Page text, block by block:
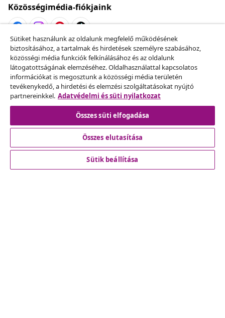
Közösségimédia-fiókjaink
Szerződéstől való elállás
Küldj be egy rendelés lemondására vonatkozó
kérelmet.
Szerződéstől való elállás
Ügyfélszolgálat
Sütiket használunk az oldalunk megfelelő működésének
biztosításához, a tartalmak és hirdetések személyre szabásához,
közösségi média funkciók felkínálásához és az oldalunk
látogatottságának elemzéséhez. Oldalhasználattal kapcsolatos
információkat is megosztunk a közösségi média területén
tevékenykedő, a hirdetési és elemzési szolgáltatásokat nyújtó
partnereinkkel. Adatvédelmi és süti nyilatkozat
Összes süti elfogadása
Összes elutasítása
Sütik beállítása